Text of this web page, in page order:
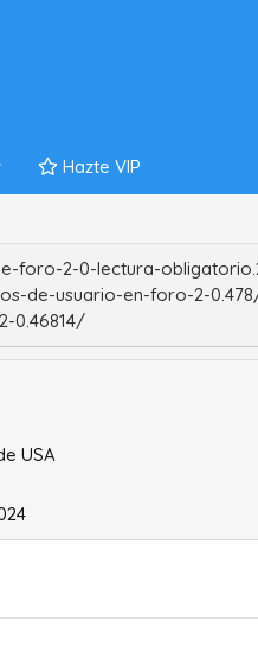
Hazte VIP
foro-2-0-lectura-
de-usuario-en-foro-2-
0.46814/
USA